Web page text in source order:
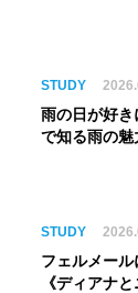
ム】
STUDY
雨の日が好
で知る雨の魅
STUDY
フェルメール
《ディアナ